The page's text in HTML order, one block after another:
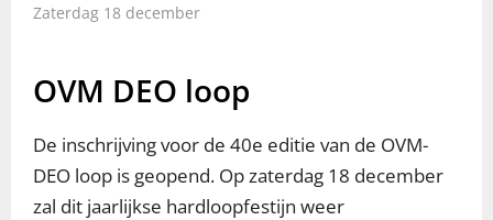
Zaterdag 18 december
OVM DEO loop
De inschrijving voor de 40e editie van de OVM-
DEO loop is geopend. Op zaterdag 18 december
zal dit jaarlijkse hardloopfestijn weer